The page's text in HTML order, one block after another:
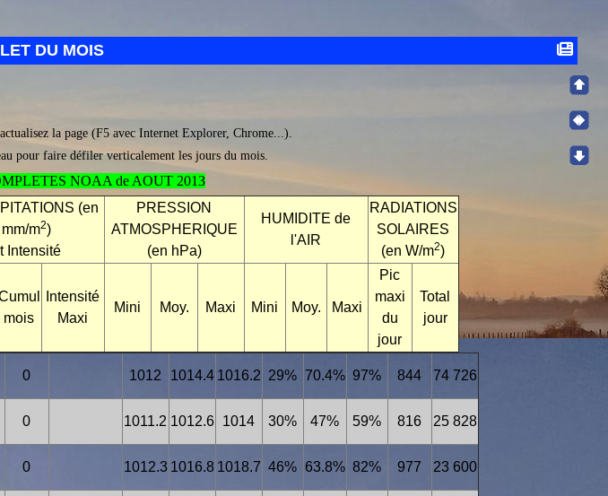
DU MOIS
la page (F5 avec Internet Explorer, Chrome...).
pour faire défiler verticalement les jours du mois.
NOAA de AOUT 2013
(en
mm/m2)
Intensité
PRESSION
ATMOSPHERIQUE
(en hPa)
HUMIDITE de
l'AIR
RADIATIONS
SOLAIRES
(en W/m2)
mois
Intensité
Maxi
Mini Moy. Maxi Mini Moy. Maxi
Pic
maxi
du
jour
Total
jour
0 1012 1014.4 1016.2 29% 70.4% 97% 844 74 726
0 1011.2 1012.6 1014 30% 47% 59% 816 25 828
0 1012.3 1016.8 1018.7 46% 63.8% 82% 977 23 600